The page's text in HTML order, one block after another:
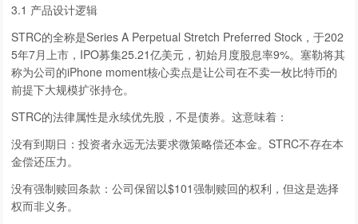
3.1 产品设计逻辑
STRC的全称是Series A Perpetual Stretch Preferred Stock，于202
5年7月上市，IPO募集25.21亿美元，初始月度股息率9%。塞勒将其
称为公司的iPhone moment核心卖点是让公司在不卖一枚比特币的
前提下大规模扩张持仓。
STRC的法律属性是永续优先股，不是债券。这意味着：
没有到期日：投资者永远无法要求微策略偿还本金。STRC不存在本
金偿还压力。
没有强制赎回条款：公司保留以$101强制赎回的权利，但这是选择
权而非义务。